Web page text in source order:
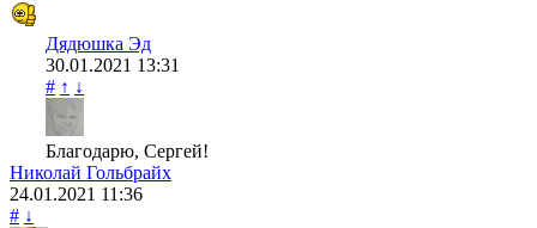
Дядюшка Эд
30.01.2021 13:31
# ↑ ↓
Благодарю, Сергей!
Николай Гольбрайх
24.01.2021 11:36
# ↓